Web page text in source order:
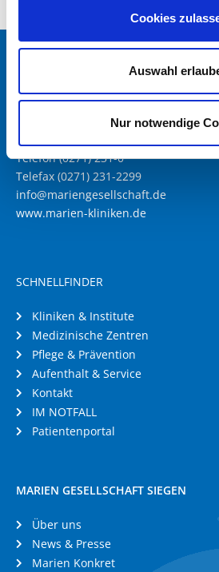
Cookies
Auswahl
Nur notwendige
Telefon (0271) 231-0
Telefax (0271) 231-2299
info@mariengesellschaft.de
www.marien-kliniken.de
SCHNELLFINDER
Kliniken & Institute
Medizinische Zentren
Pflege & Prävention
Aufenthalt & Service
Kontakt
IM NOTFALL
Patientenportal
MARIEN GESELLSCHAFT SIEGEN
Über uns
News & Presse
Marien Konkret